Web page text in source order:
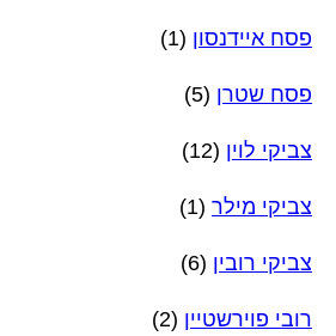
פסח איידנסון (1)
פסח שטרן (5)
צביקי לוין (12)
צביקי מילר (1)
צביקי רובין (6)
רובי פוירשטיין (2)